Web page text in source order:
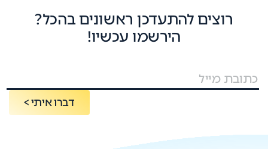
רוצים להתעדכן ראשונים בהכל?
הירשמו עכשיו!
דברו איתי >